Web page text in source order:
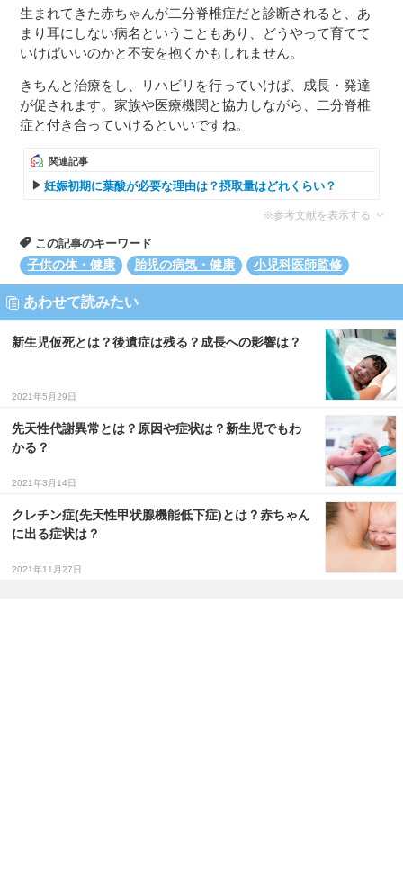
生まれてきた赤ちゃんが二分脊椎症だと診断されると、あ
まり耳にしない病名ということもあり、どうやって育てて
いけばいいのかと不安を抱くかもしれません。
きちんと治療をし、リハビリを行っていけば、成長・発達
が促されます。家族や医療機関と協力しながら、二分脊椎
症と付き合っていけるといいですね。
関連記事
妊娠初期に葉酸が必要な理由は？摂取量はどれくらい？
※参考文献を表示する
この記事のキーワード
子供の体・健康
胎児の病気・健康 小児科医師監修
あわせて読みたい
新生児仮死とは？後遺症は残る？成長への影響は？
2021年5月29日
先天性代謝異常とは？原因や症状は？新生児でもわ
かる？
2021年3月14日
クレチン症(先天性甲状腺機能低下症)とは？赤ちゃん
に出る症状は？
2021年11月27日